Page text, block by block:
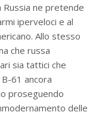
Russia ne pretende
iperveloci e al
Allo stesso
che russa
sia tattici che
61 ancora
proseguendo
delle